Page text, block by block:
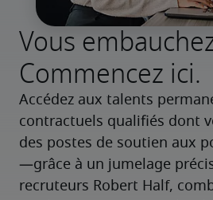
Vous
Commencez ici.
Accédez aux talents
contractuels qualifiés dont
des postes de soutien aux
—grâce à un jumelage
recruteurs Robert Half,